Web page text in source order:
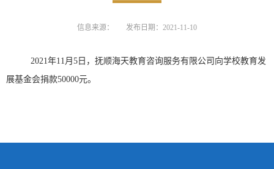
信息来源： 发布日期：2021-11-10
2021年11月5日，抚顺海天教育咨询服务有限公司向学校教育发
展基金会捐款50000元。